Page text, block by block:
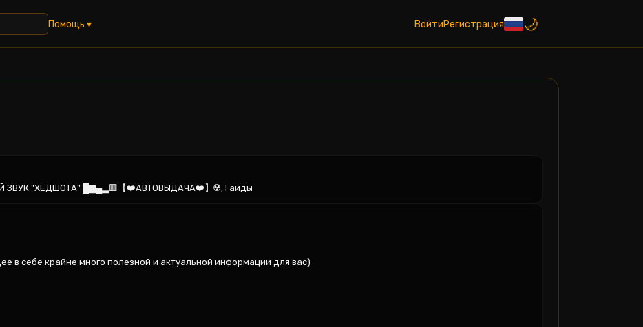
Помощь ▾ ВойтиРегистрация
ЗВУК "ХЕДШОТА" █▆▄▂🟥【❤️АВТОВЫДАЧА❤️】☢️, Гайды
в себе крайне много полезной и актуальной информации для вас)